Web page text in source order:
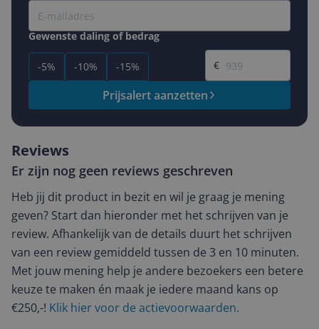
Gewenste daling of bedrag
-5% -10% -15%
Gewenste prijs
€
Prijsalert aanzetten
Reviews
Er zijn nog geen reviews geschreven
Heb jij dit product in bezit en wil je graag je mening
geven? Start dan hieronder met het schrijven van je
review. Afhankelijk van de details duurt het schrijven
van een review gemiddeld tussen de 3 en 10 minuten.
Met jouw mening help je andere bezoekers een betere
keuze te maken én maak je iedere maand kans op
€250,-! Klik hier voor de actievoorwaarden.